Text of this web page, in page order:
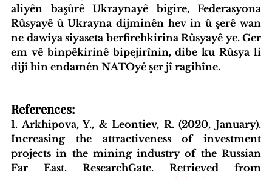
aliyên başûrê Ukraynayê bigire, Federasyona
Rûsyayê û Ukrayna dijminên hev in û şerê wan
ne dawiya siyaseta berfirehkirina Rûsyayê ye. Ger
em vê binpêkirinê bipejirînin, dibe ku Rûsya li
dijî hin endamên NATOyê şer jî ragihîne.
References:
1. Arkhipova, Y., & Leontiev, R. (2020, January).
Increasing the attractiveness of investment
projects in the mining industry of the Russian